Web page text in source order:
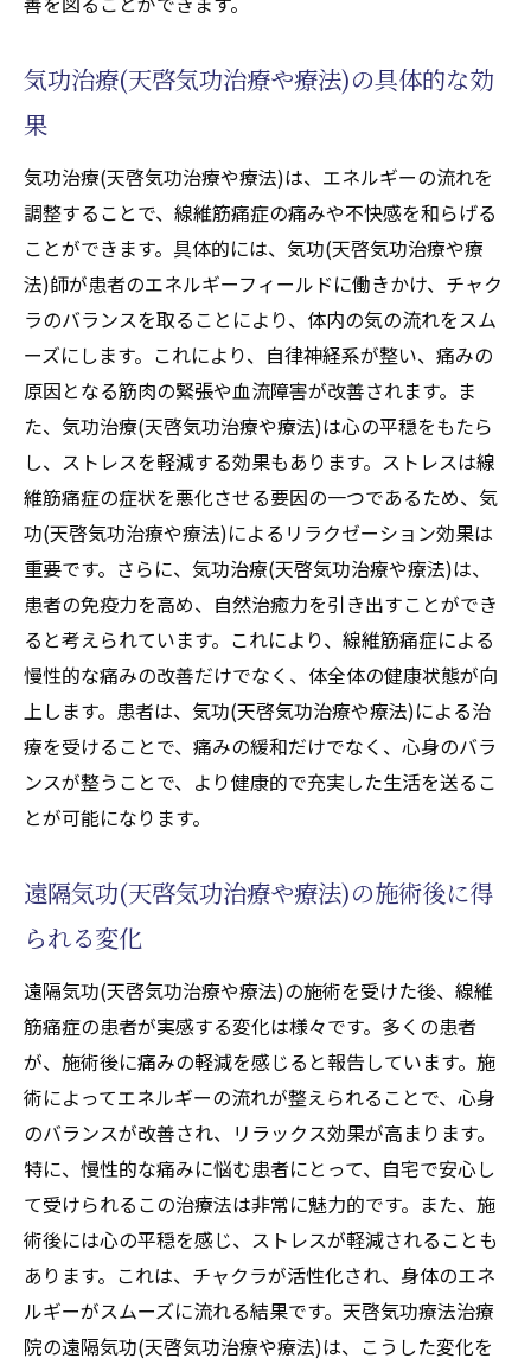
気功治療(天啓気功治療や療法)の具体的な効
果
気功治療(天啓気功治療や療法)は、エネルギーの流れを
調整することで、線維筋痛症の痛みや不快感を和らげる
ことができます。具体的には、気功(天啓気功治療や療
法)師が患者のエネルギーフィールドに働きかけ、チャク
ラのバランスを取ることにより、体内の気の流れをスム
ーズにします。これにより、自律神経系が整い、痛みの
原因となる筋肉の緊張や血流障害が改善されます。ま
た、気功治療(天啓気功治療や療法)は心の平穏をもたら
し、ストレスを軽減する効果もあります。ストレスは線
維筋痛症の症状を悪化させる要因の一つであるため、気
功(天啓気功治療や療法)によるリラクゼーション効果は
重要です。さらに、気功治療(天啓気功治療や療法)は、
患者の免疫力を高め、自然治癒力を引き出すことができ
ると考えられています。これにより、線維筋痛症による
慢性的な痛みの改善だけでなく、体全体の健康状態が向
上します。患者は、気功(天啓気功治療や療法)による治
療を受けることで、痛みの緩和だけでなく、心身のバラ
ンスが整うことで、より健康的で充実した生活を送るこ
とが可能になります。
遠隔気功(天啓気功治療や療法)の施術後に得
られる変化
遠隔気功(天啓気功治療や療法)の施術を受けた後、線維
筋痛症の患者が実感する変化は様々です。多くの患者
が、施術後に痛みの軽減を感じると報告しています。施
術によってエネルギーの流れが整えられることで、心身
のバランスが改善され、リラックス効果が高まります。
特に、慢性的な痛みに悩む患者にとって、自宅で安心し
て受けられるこの治療法は非常に魅力的です。また、施
術後には心の平穏を感じ、ストレスが軽減されることも
あります。これは、チャクラが活性化され、身体のエネ
ルギーがスムーズに流れる結果です。天啓気功療法治療
院の遠隔気功(天啓気功治療や療法)は、こうした変化を